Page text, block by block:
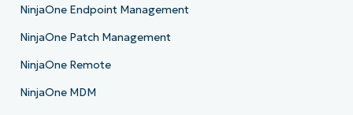
NinjaOne Endpoint Management
NinjaOne Patch Management
NinjaOne Remote
NinjaOne MDM